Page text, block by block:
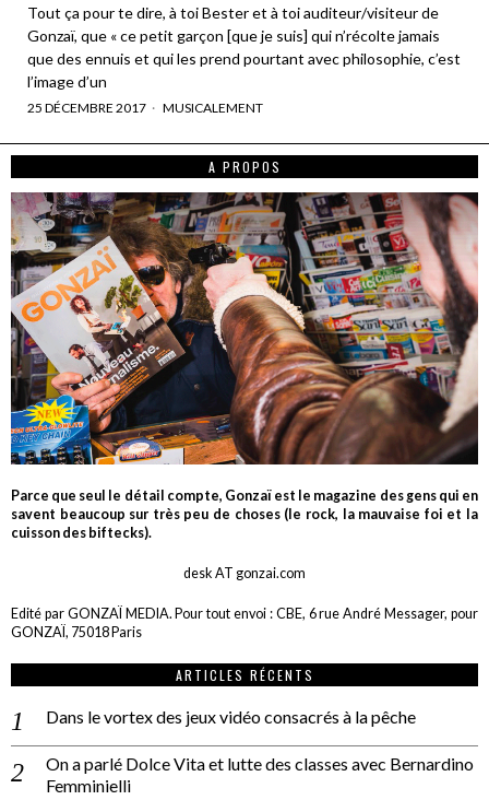
Tout ça pour te dire, à toi Bester et à toi auditeur/visiteur de
Gonzaï, que « ce petit garçon [que je suis] qui n’récolte jamais
que des ennuis et qui les prend pourtant avec philosophie, c’est
l’image d’un
25 DÉCEMBRE 2017 MUSICALEMENT
A PROPOS
Parce que seul le détail compte, Gonzaï est le magazine des gens qui en
savent beaucoup sur très peu de choses (le rock, la mauvaise foi et la
cuisson des biftecks).
desk AT gonzai.com
Edité par GONZAÏ MEDIA. Pour tout envoi : CBE, 6 rue André Messager, pour
GONZAÏ, 75018 Paris
ARTICLES RÉCENTS
Dans le vortex des jeux vidéo consacrés à la pêche
On a parlé Dolce Vita et lutte des classes avec Bernardino
Femminielli